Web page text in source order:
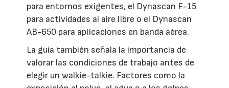
para entornos exigentes, el Dynascan F-15
para actividades al aire libre o el Dynascan
AB-650 para aplicaciones en banda aérea.
La guía también señala la importancia de
valorar las condiciones de trabajo antes de
elegir un walkie-talkie. Factores como la